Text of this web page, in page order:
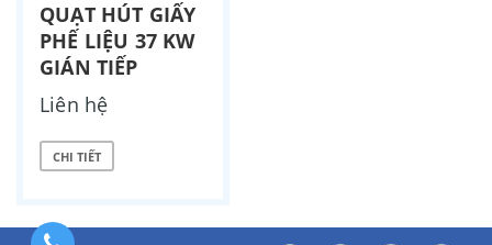
QUẠT HÚT GIẤY
PHẾ LIỆU 37 KW
GIÁN TIẾP
Liên hệ
CHI TIẾT